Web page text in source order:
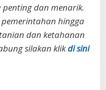
dan menarik.
hingga
dan ketahanan
silakan klikdi sini